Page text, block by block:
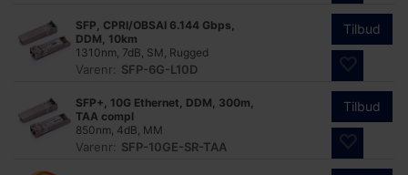
SFP, CPRI/OBSAI 6.144 Gbps,
DDM, 10km
1310nm, 7dB, SM, Rugged
Varenr: SFP-6G-L10D
Tilbud
SFP+, 10G Ethernet, DDM, 300m,
TAA compl
850nm, 4dB, MM
Varenr: SFP-10GE-SR-TAA
Tilbud